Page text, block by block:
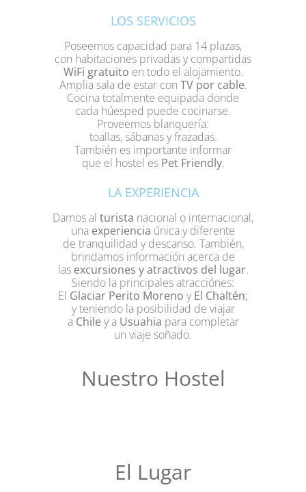
LOS SERVICIOS
Poseemos capacidad para 14 plazas,
con habitaciones privadas y compartidas
WiFi gratuito en todo el alojamiento.
Amplia sala de estar con TV por cable.
Cocina totalmente equipada donde
cada húesped puede cocinarse.
Proveemos blanquería:
toallas, sábanas y frazadas.
También es importante informar
que el hostel es Pet Friendly.
LA EXPERIENCIA
Damos al turista nacional o internacional,
una experiencia única y diferente
de tranquilidad y descanso. También,
brindamos información acerca de
las excursiones y atractivos del lugar.
Siendo la principales atracciónes:
El Glaciar Perito Moreno yEl Chaltén;
y teniendo la posibilidad de viajar
a Chile y a Usuahia para completar
un viaje soñado.
Nuestro Hostel
El Lugar